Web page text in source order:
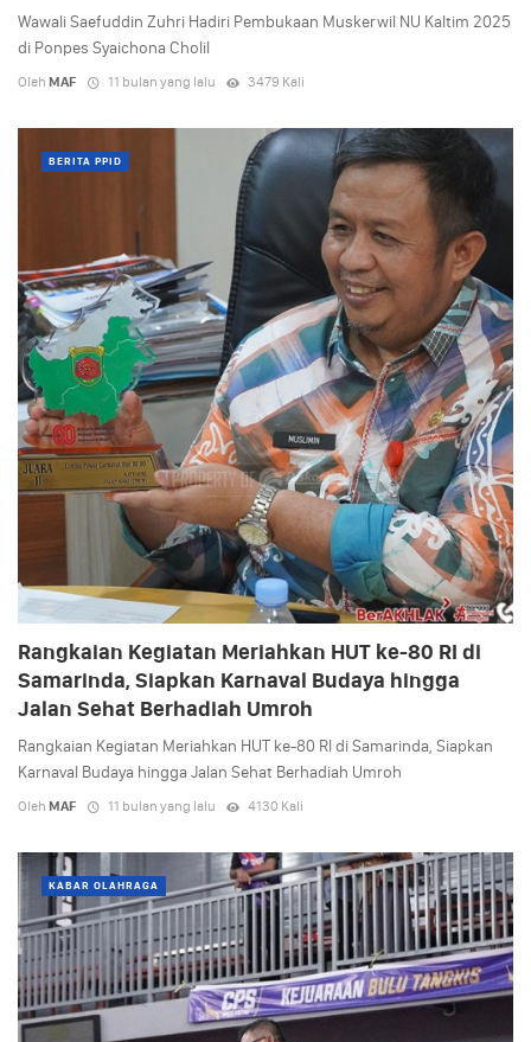
Wawali Saefuddin Zuhri Hadiri Pembukaan Muskerwil NU Kaltim 2025
di Ponpes Syaichona Cholil
Oleh MAF 11 bulan yang lalu 3479 Kali
BERITA PPID
Rangkaian Kegiatan Meriahkan HUT ke-80 RI di
Samarinda, Siapkan Karnaval Budaya hingga
Jalan Sehat Berhadiah Umroh
Rangkaian Kegiatan Meriahkan HUT ke-80 RI di Samarinda, Siapkan
Karnaval Budaya hingga Jalan Sehat Berhadiah Umroh
Oleh MAF 11 bulan yang lalu 4130 Kali
KABAR OLAHRAGA